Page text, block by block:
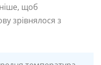
щоб
зрівнялося з